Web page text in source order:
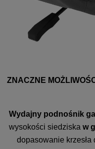
ZNACZNE
Wydajny podnośnik
wysokości siedziska w
dopasowanie